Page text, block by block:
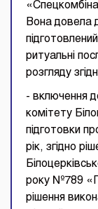
Вона довела
ритуальні
розгляду
- включення
комітету
підготовки
рік, згідно
року №789
рішення